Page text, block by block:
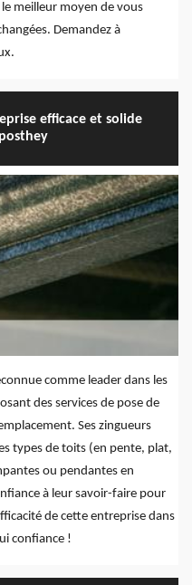
meilleur moyen de vous
Demandez à
efficace et solide
comme leader dans les
des services de pose de
Ses zingueurs
types de toits (en pente, plat,
ou pendantes en
à leur savoir-faire pour
de cette entreprise dans
confiance !